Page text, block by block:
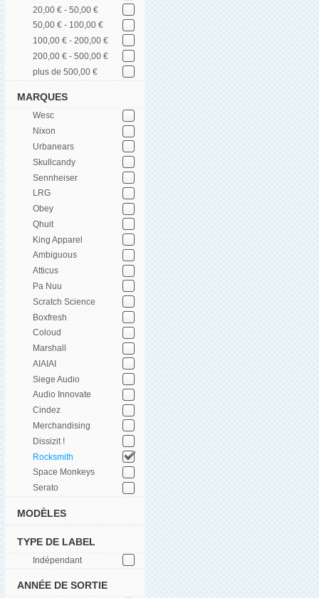
20,00 € - 50,00 €
50,00 € - 100,00 €
100,00 € - 200,00 €
200,00 € - 500,00 €
plus de 500,00 €
MARQUES
Wesc
Nixon
Urbanears
Skullcandy
Sennheiser
LRG
Obey
Qhuit
King Apparel
Ambiguous
Atticus
Pa Nuu
Scratch Science
Boxfresh
Coloud
Marshall
AIAIAI
Siege Audio
Audio Innovate
Cindez
Merchandising
Dissizit !
Rocksmith
Space Monkeys
Serato
MODÈLES
TYPE DE LABEL
Indépendant
ANNÉE DE SORTIE